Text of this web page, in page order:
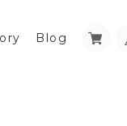
Blog